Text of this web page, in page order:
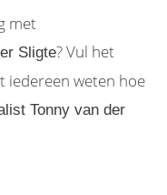
met
Sligte? Vul het
iedereen weten hoe
Tonny van der